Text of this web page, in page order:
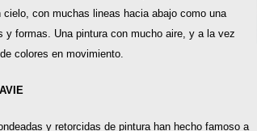
cielo, con muchas lineas hacia abajo como una
y formas. Una pintura con mucho aire, y a la vez
colores en movimiento.
y retorcidas de pintura han hecho famoso a